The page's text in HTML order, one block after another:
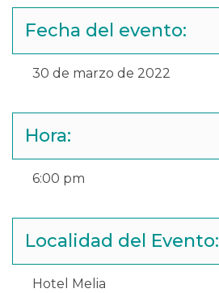
Fecha del evento:
30 de marzo de 2022
Hora:
6:00 pm
Localidad del Evento:
Hotel Melia